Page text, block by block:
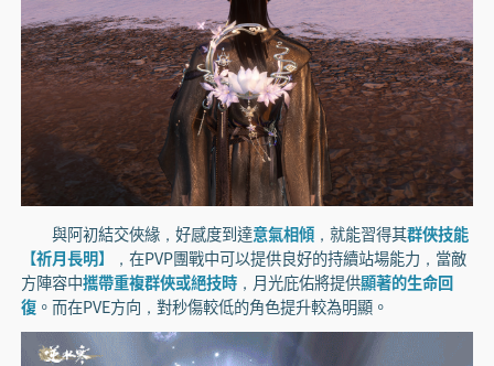
與阿初結交俠緣，好感度到達意氣相傾，就能習得其群俠技能
【祈月長明】
，在PVP團戰中可以提供良好的持續站場能力，當敵
方陣容中攜帶重複群俠或絕技時，月光庇佑將提供顯著的生命回
復。而在PVE方向，對秒傷較低的角色提升較為明顯。